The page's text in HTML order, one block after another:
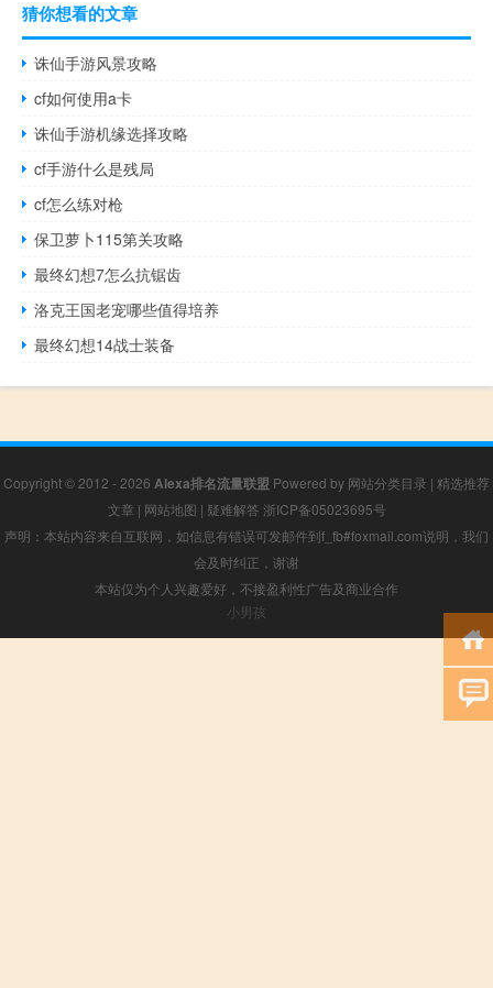
猜你想看的文章
诛仙手游风景攻略
cf如何使用a卡
诛仙手游机缘选择攻略
cf手游什么是残局
cf怎么练对枪
保卫萝卜115第关攻略
最终幻想7怎么抗锯齿
洛克王国老宠哪些值得培养
最终幻想14战士装备
Copyright © 2012 - 2026 Alexa排名流量联盟 Powered by 网站分类目录 | 精选推荐
文章 | 网站地图 | 疑难解答 浙ICP备05023695号
声明：本站内容来自互联网，如信息有错误可发邮件到f_fb#foxmail.com说明，我们
会及时纠正，谢谢
本站仅为个人兴趣爱好，不接盈利性广告及商业合作
小男孩